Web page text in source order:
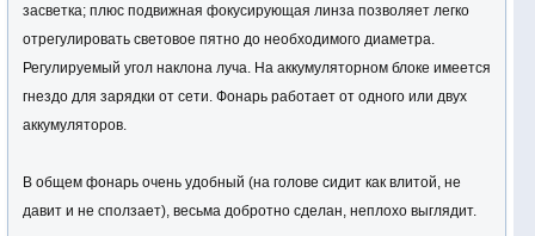
засветка; плюс подвижная фокусирующая линза позволяет легко
отрегулировать световое пятно до необходимого диаметра.
Регулируемый угол наклона луча. На аккумуляторном блоке имеется
гнездо для зарядки от сети. Фонарь работает от одного или двух
аккумуляторов.
В общем фонарь очень удобный (на голове сидит как влитой, не
давит и не сползает), весьма добротно сделан, неплохо выглядит.